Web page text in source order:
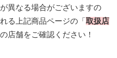
異なる場合がございますの
る上記商品ページの「 取扱店
店舗をご確認ください！